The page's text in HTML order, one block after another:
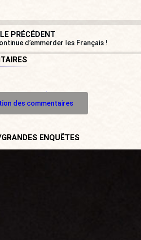
PRÉCÉDENT
d’emmerder les Français !
commentaire
des commentaires
ENQUÊTES